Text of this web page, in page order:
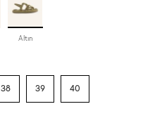
Altın
38 39 40